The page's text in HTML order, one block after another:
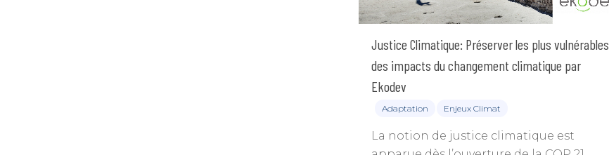
Justice Climatique: Préserver les plus vulnérables
des impacts du changement climatique par
Ekodev
Adaptation Enjeux Climat
La notion de justice climatique est